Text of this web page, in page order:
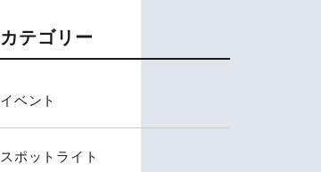
カテゴリー
イベント
スポットライト